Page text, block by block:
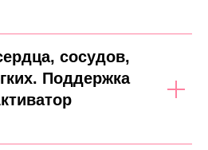
сосудов,
Поддержка